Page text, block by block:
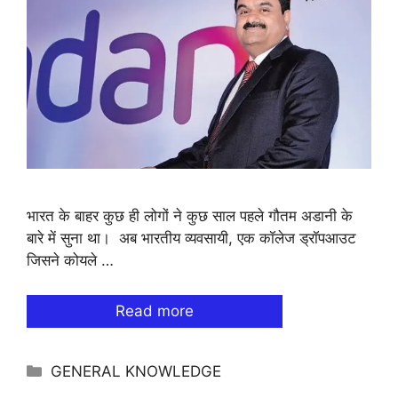
भारत के बाहर कुछ ही लोगों ने कुछ साल पहले गौतम अडानी के
बारे में सुना था। अब भारतीय व्यवसायी, एक कॉलेज ड्रॉपआउट
जिसने कोयले …
Read more
Categories
GENERAL KNOWLEDGE